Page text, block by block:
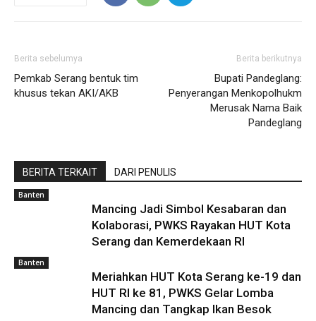
Berita sebelumya
Pemkab Serang bentuk tim
khusus tekan AKI/AKB
Berita berikutnya
Bupati Pandeglang:
Penyerangan Menkopolhukm
Merusak Nama Baik
Pandeglang
BERITA TERKAIT DARI PENULIS
Banten
Mancing Jadi Simbol Kesabaran dan
Kolaborasi, PWKS Rayakan HUT Kota
Serang dan Kemerdekaan RI
Banten
Meriahkan HUT Kota Serang ke-19 dan
HUT RI ke 81, PWKS Gelar Lomba
Mancing dan Tangkap Ikan Besok